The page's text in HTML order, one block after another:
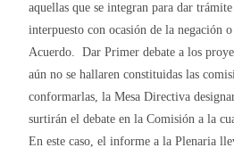
aquellas que se integran para dar
interpuesto con ocasión de la negación
Acuerdo. Dar Primer debate a los
aún no se hallaren constituidas las
conformarlas, la Mesa Directiva
surtirán el debate en la Comisión a la
En este caso, el informe a la Plenaria